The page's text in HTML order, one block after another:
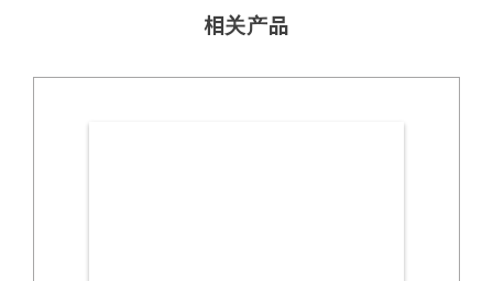
相关产品